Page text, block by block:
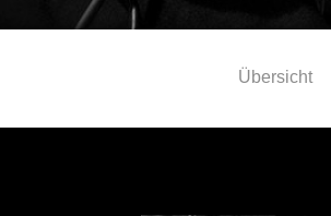
Übersicht